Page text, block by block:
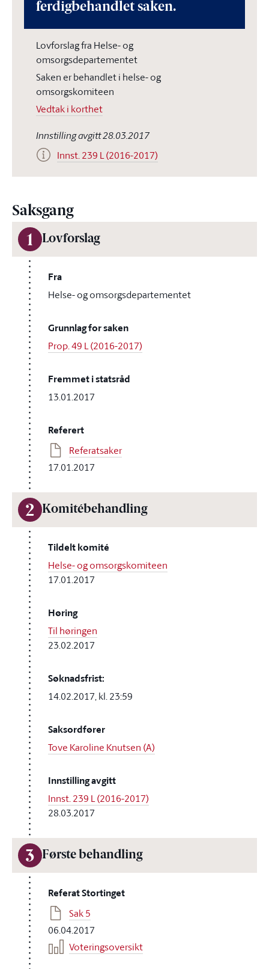
ferdigbehandlet saken.
Lovforslag fra Helse- og
omsorgsdepartementet
Saken er behandlet i helse- og
omsorgskomiteen
Vedtak i korthet
Innstilling avgitt 28.03.2017
Innst. 239 L (2016-2017)
Saksgang
1 Lovforslag
Fra
Helse- og omsorgsdepartementet
Grunnlag for saken
Prop. 49 L (2016-2017)
Fremmet i statsråd
13.01.2017
Referert
Referatsaker
17.01.2017
2 Komitébehandling
Tildelt komité
Helse- og omsorgskomiteen
17.01.2017
Høring
Til høringen
23.02.2017
Søknadsfrist:
14.02.2017, kl. 23:59
Saksordfører
Tove Karoline Knutsen (A)
Innstilling avgitt
Innst. 239 L (2016-2017)
28.03.2017
3 Første behandling
Referat Stortinget
Sak 5
06.04.2017
Voteringsoversikt